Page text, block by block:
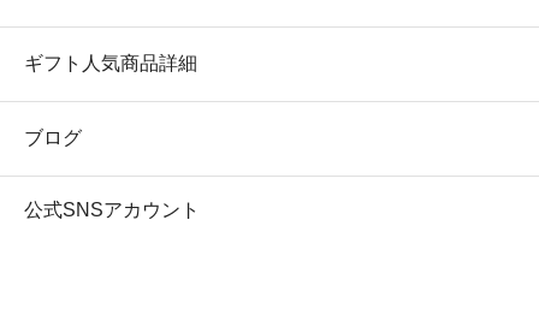
ギフト人気商品詳細
ブログ
公式SNSアカウント